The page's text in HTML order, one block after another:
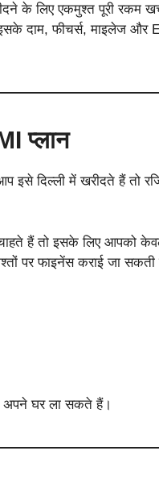
के लिए एकमुश्त पूरी रकम
दाम, फीचर्स, माइलेज और
प्लान
इसे दिल्ली में खरीदते हैं तो
हैं तो इसके लिए आपको
पर फाइनेंस कराई जा सकती
घर ला सकते हैं।